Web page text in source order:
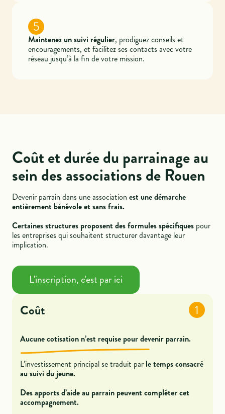
5
Maintenez un suivi régulier, prodiguez conseils et
encouragements, et facilitez ses contacts avec votre
réseau jusqu’à la fin de votre mission.
Coût et durée du parrainage au
sein des associations de Rouen
Devenir parrain dans une associationest une démarche
entièrement bénévole et sans frais.
Certaines structures proposent des formules spécifiques pour
les entreprises qui souhaitent structurer davantage leur
implication.
L'inscription, c'est par ici
Coût 1
Aucune cotisation n’est requise pour devenir parrain.
L’investissement principal se traduit parle temps consacré
au suivi du jeune.
Des apports d’aide au parrain peuvent compléter cet
accompagnement.